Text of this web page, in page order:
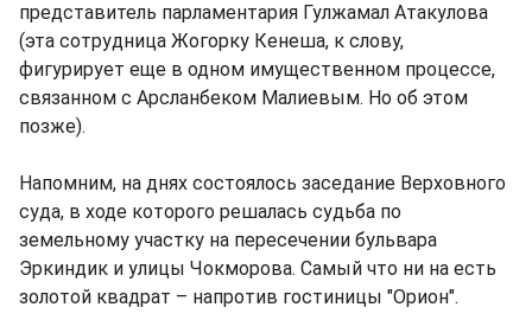
представитель парламентария Гулжамал Атакулова
(эта сотрудница Жогорку Кенеша, к слову,
фигурирует еще в одном имущественном процессе,
связанном с Арсланбеком Малиевым. Но об этом
позже).
Напомним, на днях состоялось заседание Верховного
суда, в ходе которого решалась судьба по
земельному участку на пересечении бульвара
Эркиндик и улицы Чокморова. Самый что ни на есть
золотой квадрат – напротив гостиницы "Орион".